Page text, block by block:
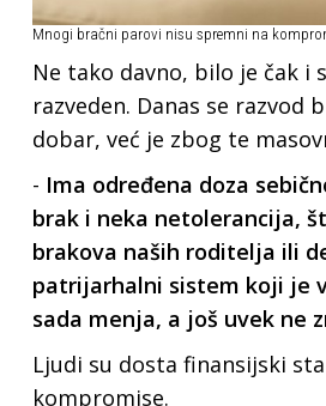
Mnogi bračni parovi nisu spremni na
Ne tako davno, bilo je čak
razveden. Danas se razvod
dobar, već je zbog te
- Ima određena doza
brak i neka netolerancija,
brakova naših roditelja ili
patrijarhalni sistem koji je
sada menja, a još uvek ne
Ljudi su dosta finansijski
kompromise.